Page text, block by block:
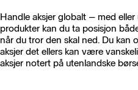
Handle aksjer globalt – med
produkter kan du ta posisjon
når du tror den skal ned. Du kan
aksjer det ellers kan være
aksjer notert på utenlandske